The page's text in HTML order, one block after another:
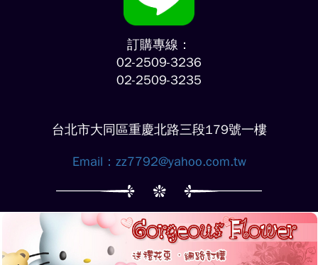
訂購專線：
02-2509-3236
02-2509-3235
台北市大同區重慶北路三段179號一樓
Email： zz7792@yahoo.com.tw